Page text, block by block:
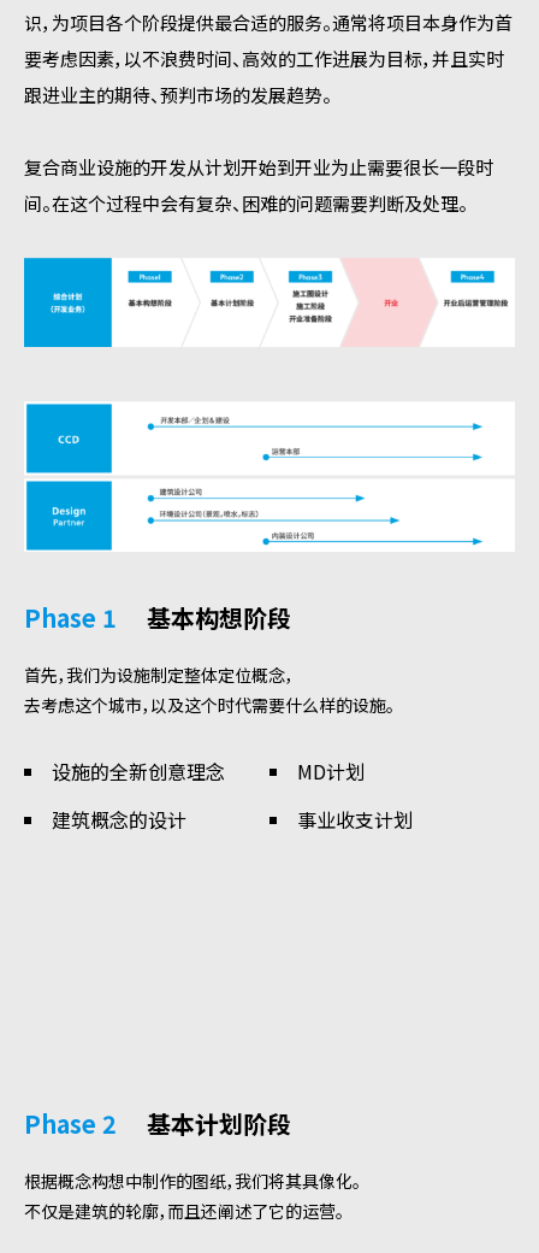
识，为项目各个阶段提供最合适的服务。通常将项目本身作为首
要考虑因素，以不浪费时间、高效的工作进展为目标，并且实时
跟进业主的期待、预判市场的发展趋势。
复合商业设施的开发从计划开始到开业为止需要很长一段时
间。在这个过程中会有复杂、困难的问题需要判断及处理。
Phase 1 基本构想阶段
首先，我们为设施制定整体定位概念，
去考虑这个城市，以及这个时代需要什么样的设施。
设施的全新创意理念
MD计划
建筑概念的设计
事业收支计划
Phase 2 基本计划阶段
根据概念构想中制作的图纸，我们将其具像化。
不仅是建筑的轮廓，而且还阐述了它的运营。